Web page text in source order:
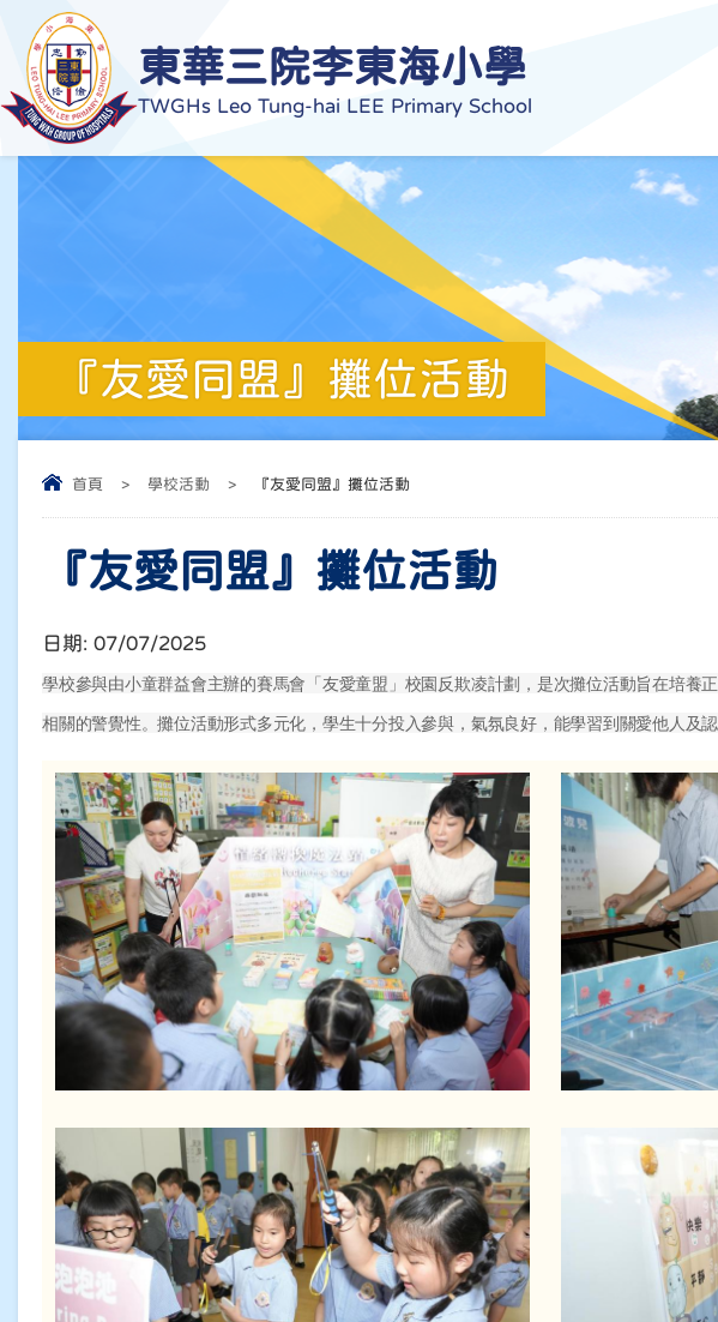
東華三院李東海小學
TWGHs Leo Tung-hai LEE Primary School
『友愛同盟』攤位活動
首頁 > 學校活動 > 『友愛同盟』攤位活動
『友愛同盟』攤位活動
日期: 07/07/2025
學校參與由小童群益會主辦的賽馬會「友愛童盟」校園反欺凌計劃，是次攤位活動旨在培
相關的警覺性。攤位活動形式多元化，學生十分投入參與，氣氛良好，能學習到關愛他人及